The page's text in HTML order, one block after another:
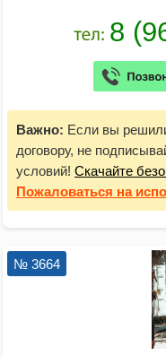
Важно: Если вы
договору, не
условий! Скачайте
Пожаловаться на
№ 3664